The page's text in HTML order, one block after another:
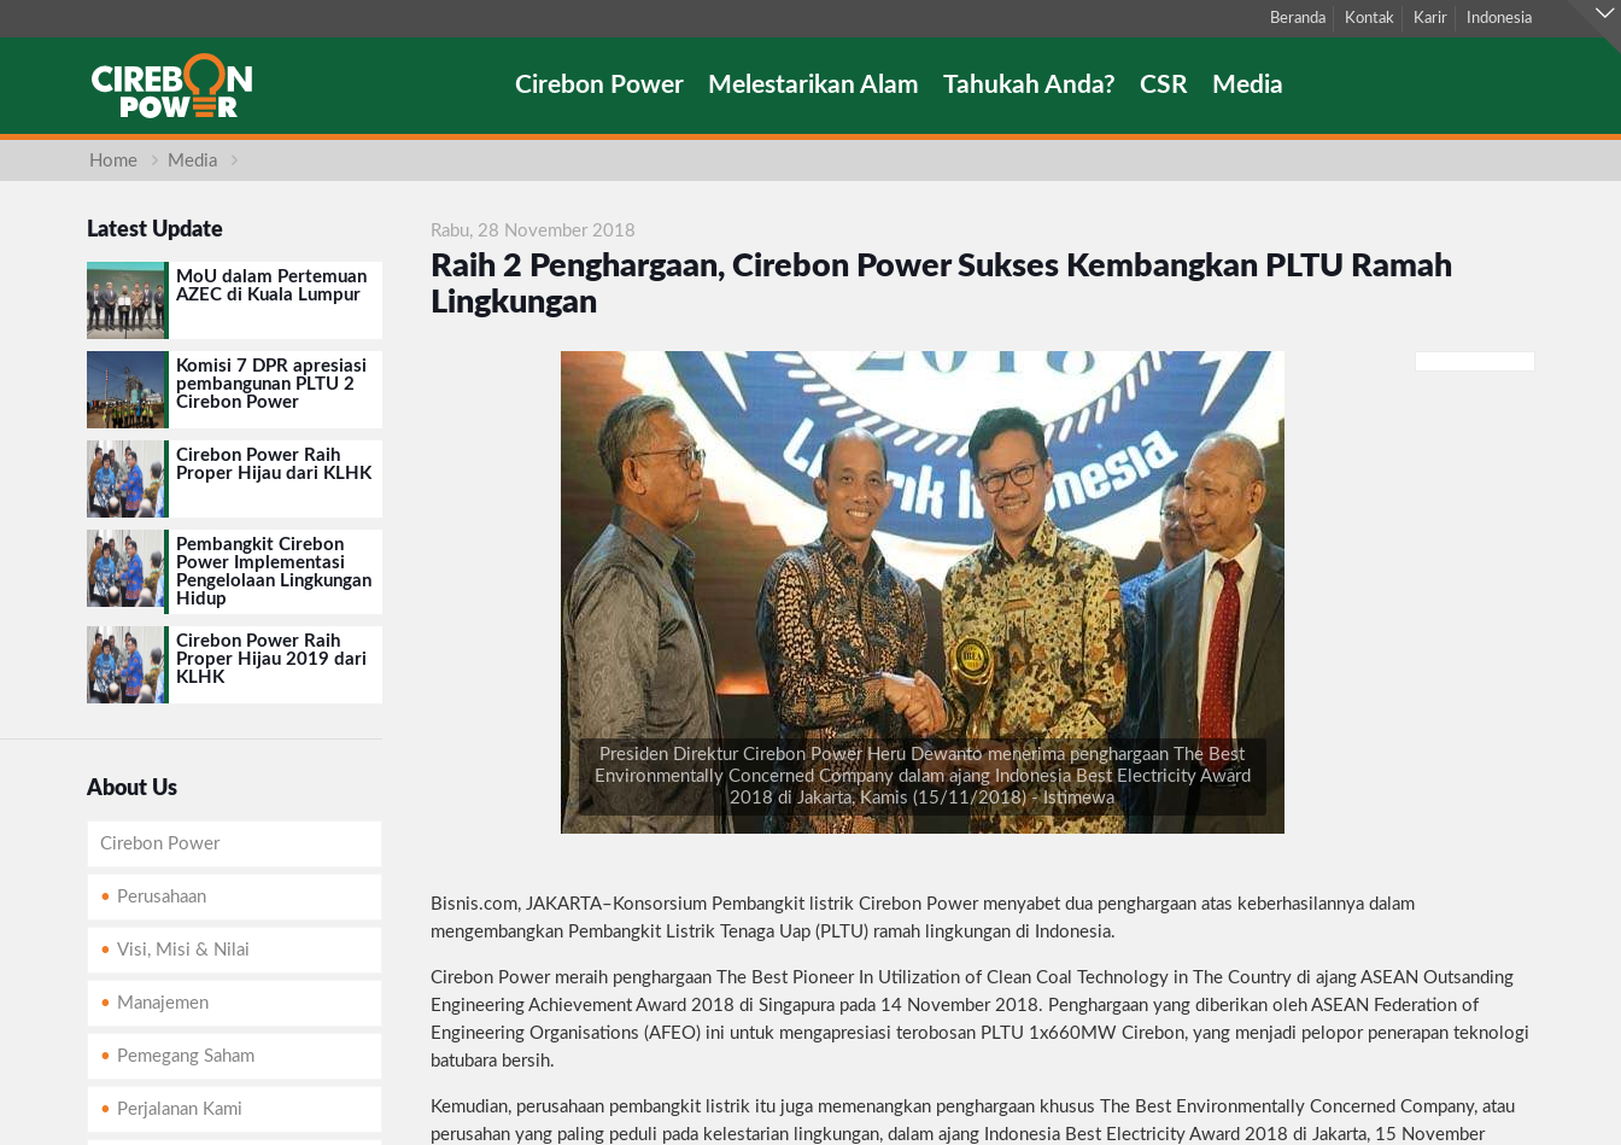
Beranda Kontak Karir Indonesia
Cirebon Power Melestarikan Alam Tahukah Anda? CSR Media
Home Media
Rabu, 28 November 2018
Raih 2 Penghargaan, Cirebon Power Sukses Kembangkan PLTU Ramah
Lingkungan
Presiden Direktur Cirebon Power Heru Dewanto menerima penghargaan The Best
Environmentally Concerned Company dalam ajang Indonesia Best Electricity Award
2018 di Jakarta, Kamis (15/11/2018) - Istimewa
Bisnis.com, JAKARTA–Konsorsium Pembangkit listrik Cirebon Power menyabet dua penghargaan atas keberhasilannya dalam
mengembangkan Pembangkit Listrik Tenaga Uap (PLTU) ramah lingkungan di Indonesia.
Cirebon Power meraih penghargaan The Best Pioneer In Utilization of Clean Coal Technology in The Country di ajang ASEAN Outsanding
Engineering Achievement Award 2018 di Singapura pada 14 November 2018. Penghargaan yang diberikan oleh ASEAN Federation of
Engineering Organisations (AFEO) ini untuk mengapresiasi terobosan PLTU 1x660MW Cirebon, yang menjadi pelopor penerapan teknologi
batubara bersih.
Kemudian, perusahaan pembangkit listrik itu juga memenangkan penghargaan khusus The Best Environmentally Concerned Company, atau
perusahan yang paling peduli pada kelestarian lingkungan, dalam ajang Indonesia Best Electricity Award 2018 di Jakarta, 15 November
Latest Update
MoU dalam Pertemuan
AZEC di Kuala Lumpur
Komisi 7 DPR apresiasi
pembangunan PLTU 2
Cirebon Power
Cirebon Power Raih
Proper Hijau dari KLHK
Pembangkit Cirebon
Power Implementasi
Pengelolaan Lingkungan
Hidup
Cirebon Power Raih
Proper Hijau 2019 dari
KLHK
About Us
Cirebon Power
Perusahaan
Visi, Misi & Nilai
Manajemen
Pemegang Saham
Perjalanan Kami